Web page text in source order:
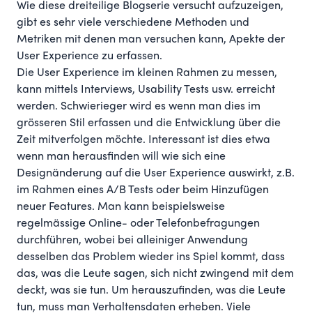
Wie diese dreiteilige Blogserie versucht aufzuzeigen,
gibt es sehr viele verschiedene Methoden und
Metriken mit denen man versuchen kann, Apekte der
User Experience zu erfassen.
Die User Experience im kleinen Rahmen zu messen,
kann mittels Interviews, Usability Tests usw. erreicht
werden. Schwierieger wird es wenn man dies im
grösseren Stil erfassen und die Entwicklung über die
Zeit mitverfolgen möchte. Interessant ist dies etwa
wenn man herausfinden will wie sich eine
Designänderung auf die User Experience auswirkt, z.B.
im Rahmen eines A/B Tests oder beim Hinzufügen
neuer Features. Man kann beispielsweise
regelmässige Online- oder Telefonbefragungen
durchführen, wobei bei alleiniger Anwendung
desselben das Problem wieder ins Spiel kommt, dass
das, was die Leute sagen, sich nicht zwingend mit dem
deckt, was sie tun. Um herauszufinden, was die Leute
tun, muss man Verhaltensdaten erheben. Viele